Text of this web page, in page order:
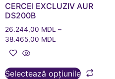
CERCEI EXCLUZIV AUR
DS200B
26.244,00 MDL –
38.465,00 MDL
Selectează opțiunile